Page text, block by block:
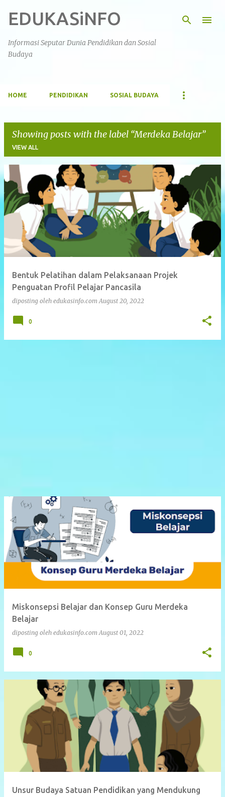
Skip to main content
EDUKASiNFO
Informasi Seputar Dunia Pendidikan dan Sosial
Budaya
HOME PENDIDIKAN SOSIAL BUDAYA
Showing posts with the label Merdeka Belajar
VIEW ALL
P
o
s
s
Bentuk Pelatihan dalam Pelaksanaan Projek
Penguatan Profil Pelajar Pancasila
diposting oleh edukasinfo.com August 20, 2022
0
Miskonsepsi Belajar dan Konsep Guru Merdeka
Belajar
diposting oleh edukasinfo.com August 01, 2022
0
Unsur Budaya Satuan Pendidikan yang Mendukung